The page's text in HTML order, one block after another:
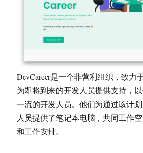
DevCareer是一个非营利组织，致力
为即将到来的开发人员提供支持，
一流的开发人员。他们为通过该计
人员提供了笔记本电脑，共同工作
和工作安排。